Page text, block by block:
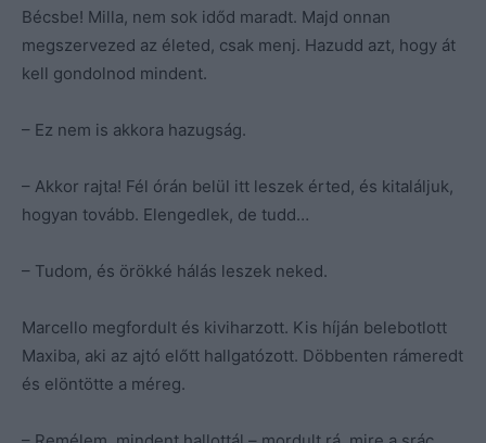
Bécsbe! Milla, nem sok időd maradt. Majd onnan
megszervezed az életed, csak menj. Hazudd azt, hogy át
kell gondolnod mindent.
– Ez nem is akkora hazugság.
– Akkor rajta! Fél órán belül itt leszek érted, és kitaláljuk,
hogyan tovább. Elengedlek, de tudd…
– Tudom, és örökké hálás leszek neked.
Marcello megfordult és kiviharzott. Kis híján belebotlott
Maxiba, aki az ajtó előtt hallgatózott. Döbbenten rámeredt
és elöntötte a méreg.